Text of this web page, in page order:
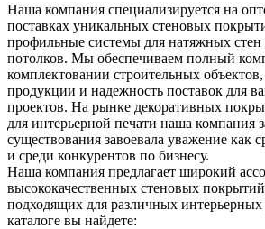
Наша компания специализируется на
поставках уникальных стеновых
профильные системы для натяжных стен
потолков. Мы обеспечиваем полный
комплектовании строительных объектов,
продукции и надежность поставок для
проектов. На рынке декоративных
для интерьерной печати наша компания
существования завоевала уважение как
и среди конкурентов по бизнесу.
Наша компания предлагает широкий
высококачественных стеновых
подходящих для различных
каталоге вы найдете: